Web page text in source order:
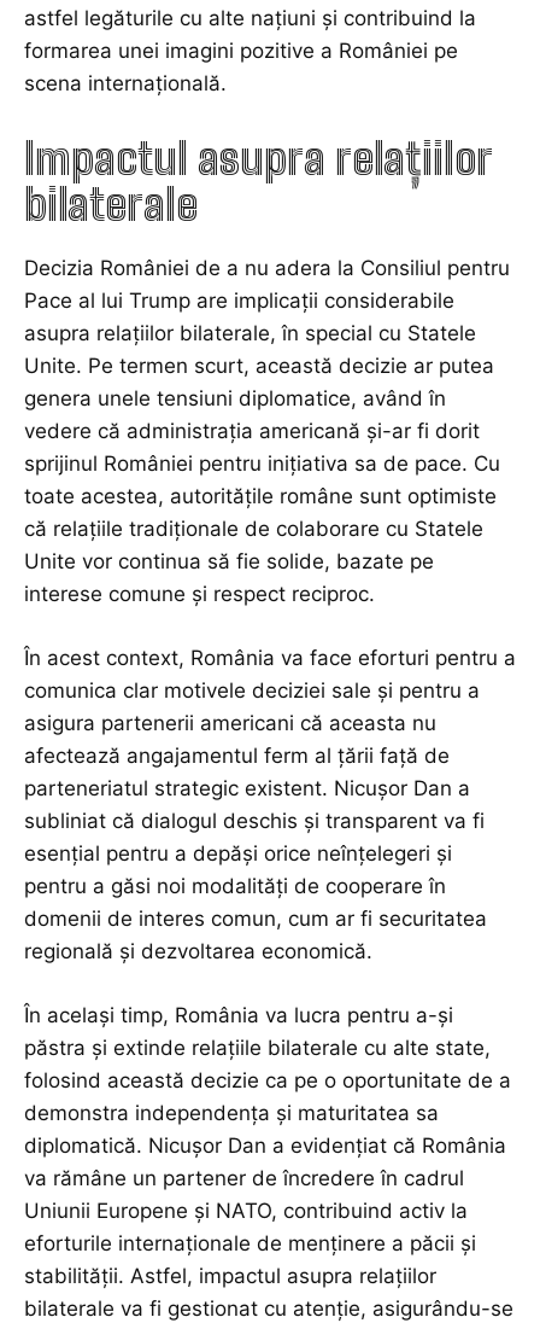
astfel legăturile cu alte națiuni și contribuind la
formarea unei imagini pozitive a României pe
scena internațională.
Impactul asupra relațiilor
bilaterale
Decizia României de a nu adera la Consiliul pentru
Pace al lui Trump are implicații considerabile
asupra relațiilor bilaterale, în special cu Statele
Unite. Pe termen scurt, această decizie ar putea
genera unele tensiuni diplomatice, având în
vedere că administrația americană și-ar fi dorit
sprijinul României pentru inițiativa sa de pace. Cu
toate acestea, autoritățile române sunt optimiste
că relațiile tradiționale de colaborare cu Statele
Unite vor continua să fie solide, bazate pe
interese comune și respect reciproc.
În acest context, România va face eforturi pentru a
comunica clar motivele deciziei sale și pentru a
asigura partenerii americani că aceasta nu
afectează angajamentul ferm al țării față de
parteneriatul strategic existent. Nicușor Dan a
subliniat că dialogul deschis și transparent va fi
esențial pentru a depăși orice neînțelegeri și
pentru a găsi noi modalități de cooperare în
domenii de interes comun, cum ar fi securitatea
regională și dezvoltarea economică.
În același timp, România va lucra pentru a-și
păstra și extinde relațiile bilaterale cu alte state,
folosind această decizie ca pe o oportunitate de a
demonstra independența și maturitatea sa
diplomatică. Nicușor Dan a evidențiat că România
va rămâne un partener de încredere în cadrul
Uniunii Europene și NATO, contribuind activ la
eforturile internaționale de menținere a păcii și
stabilității. Astfel, impactul asupra relațiilor
bilaterale va fi gestionat cu atenție, asigurându-se